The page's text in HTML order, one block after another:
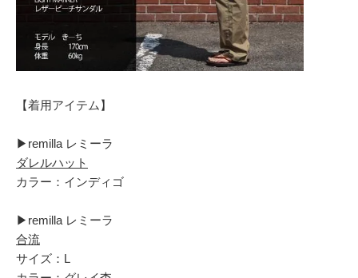
【着用アイテム】
▶︎remilla レミーラ
ダレルハット
カラー：インディゴ
▶︎remilla レミーラ
合流
サイズ：L